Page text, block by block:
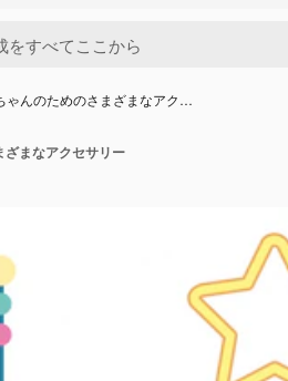
ゃんのためのさまざまなアク…
ざまなアクセサリー